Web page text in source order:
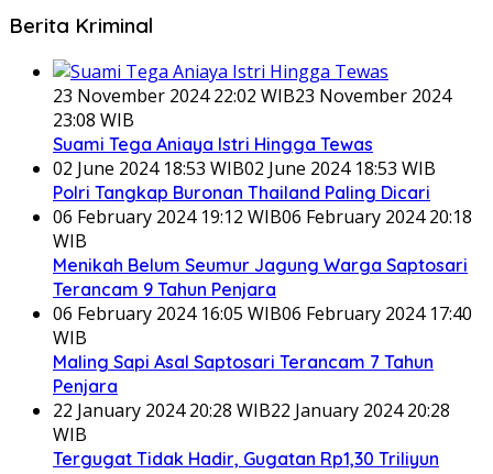
Berita Kriminal
23 November 2024 22:02 WIB23 November 2024
23:08 WIB
Suami Tega Aniaya Istri Hingga Tewas
02 June 2024 18:53 WIB02 June 2024 18:53 WIB
Polri Tangkap Buronan Thailand Paling Dicari
06 February 2024 19:12 WIB06 February 2024 20:18
WIB
Menikah Belum Seumur Jagung Warga Saptosari
Terancam 9 Tahun Penjara
06 February 2024 16:05 WIB06 February 2024 17:40
WIB
Maling Sapi Asal Saptosari Terancam 7 Tahun
Penjara
22 January 2024 20:28 WIB22 January 2024 20:28
WIB
Tergugat Tidak Hadir, Gugatan Rp1,30 Triliyun